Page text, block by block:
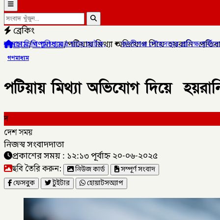
ব্রেকিং
আটক,✦কালীগঞ্জ পৌরসভার প্রশিক্ষণার্থীদের মাঝে যাতায়াত ভাতা ও
হোম/গণমাধ্যম/পটিয়ায় মিথ্যা অভিযোগ দিয়ে হয়রানি
গণমাধ্যম
পটিয়ায় মিথ্যা অভিযোগ দিয়ে
দ
দেশ সময়
নিজস্ব সংবাদদাতা
প্রকাশের সময় : ১২:১৩ পূর্বাহ্ন ২০-০৬-২০২৫
ছবি তৈরি করুন: নিউজ কার্ড
সম্পূর্ণ সংবাদ
ফেসবুক
টুইটার হোয়াটসঅ্যাপ